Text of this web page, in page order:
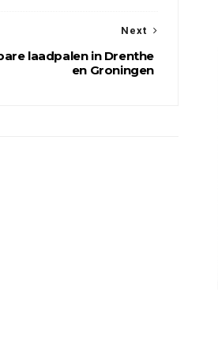
Next
laadpalen in Drenthe
en Groningen